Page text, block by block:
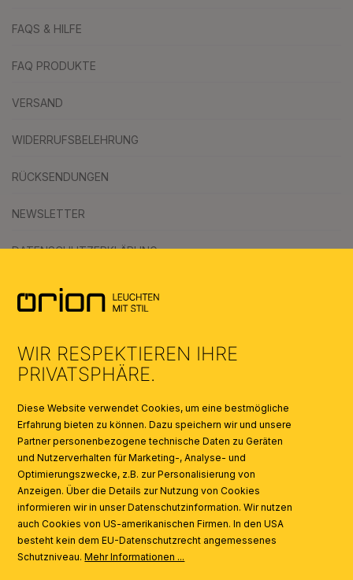
FAQS & HILFE
FAQ PRODUKTE
VERSAND
WIDERRUFSBELEHRUNG
RÜCKSENDUNGEN
NEWSLETTER
DATENSCHUTZERKLÄRUNG
KATALOGE
AI
WIR RESPEKTIEREN IHRE
PRIVATSPHÄRE.
Diese Website verwendet Cookies, um eine bestmögliche
Erfahrung bieten zu können. Dazu speichern wir und unsere
Partner personenbezogene technische Daten zu Geräten
und Nutzerverhalten für Marketing-, Analyse- und
Optimierungszwecke, z.B. zur Personalisierung von
Anzeigen. Über die Details zur Nutzung von Cookies
informieren wir in unser Datenschutzinformation. Wir nutzen
auch Cookies von US-amerikanischen Firmen. In den USA
besteht kein dem EU-Datenschutzrecht angemessenes
Schutzniveau.Mehr Informationen ...